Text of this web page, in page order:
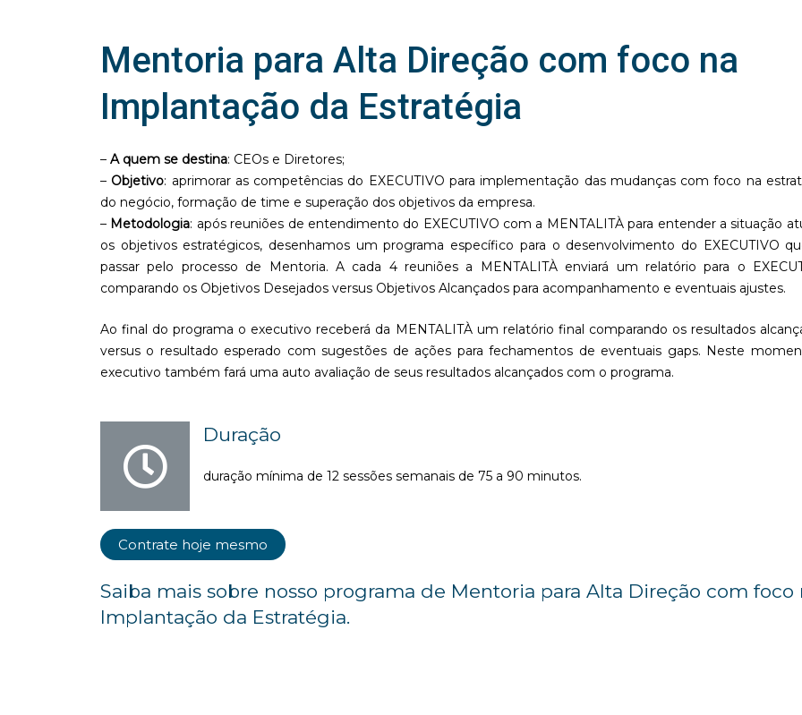
Mentoria para Alta Direção com foco na
Implantação da Estratégia
– A quem se destina: CEOs e Diretores;
– Objetivo: aprimorar as competências do EXECUTIVO para implementação das mudanças com foco na
do negócio, formação de time e superação dos objetivos da empresa.
– Metodologia: após reuniões de entendimento do EXECUTIVO com a MENTALITÀ para entender a situação
os objetivos estratégicos, desenhamos um programa específico para o desenvolvimento do EXECUTIVO
passar pelo processo de Mentoria. A cada 4 reuniões a MENTALITÀ enviará um relatório para o
comparando os Objetivos Desejados versus Objetivos Alcançados para acompanhamento e eventuais ajustes.
Ao final do programa o executivo receberá da MENTALITÀ um relatório final comparando os resultados
versus o resultado esperado com sugestões de ações para fechamentos de eventuais gaps. Neste
executivo também fará uma auto avaliação de seus resultados alcançados com o programa.
Duração
duração mínima de 12 sessões semanais de 75 a 90 minutos.
Contrate hoje mesmo
Saiba mais sobre nosso programa de Mentoria para Alta Direção com foco
Implantação da Estratégia.